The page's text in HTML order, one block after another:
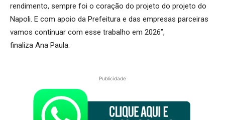
rendimento, sempre foi o coração do projeto do projeto do
Napoli. E com apoio da Prefeitura e das empresas parceiras
vamos continuar com esse trabalho em 2026”,
finaliza Ana Paula.
Publicidade